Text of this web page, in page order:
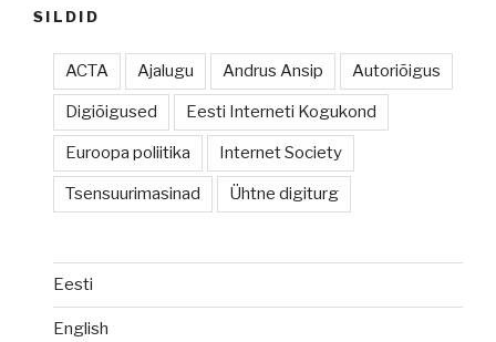
SILDID
ACTA Ajalugu Andrus Ansip Autoriõigus
Digiõigused Eesti Interneti Kogukond
Euroopa poliitika Internet Society
Tsensuurimasinad Ühtne digiturg
Eesti
English